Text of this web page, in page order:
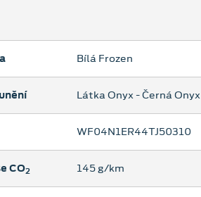
Bílá Frozen
Látka Onyx - Černá Onyx
WF04N1ER44TJ50310
CO2 145 g/km